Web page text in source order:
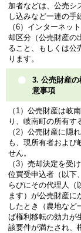
加者などは、公売シ
し込みなど一連の手
（6）インターネッ
却区分（公売財産の
ること、もしくは公
ります。
3. 公売財産
意事項
（1）公売財産は岐
り、岐南町の所有す
（2）公売財産に隠
も、現所有者および
せん。
（3）売却決定を受
位買受申込者（以下
らびにその代理人（
ます）が公売財産に
したとき（農地など
ば権利移転の効力が
該要件が満たされ、